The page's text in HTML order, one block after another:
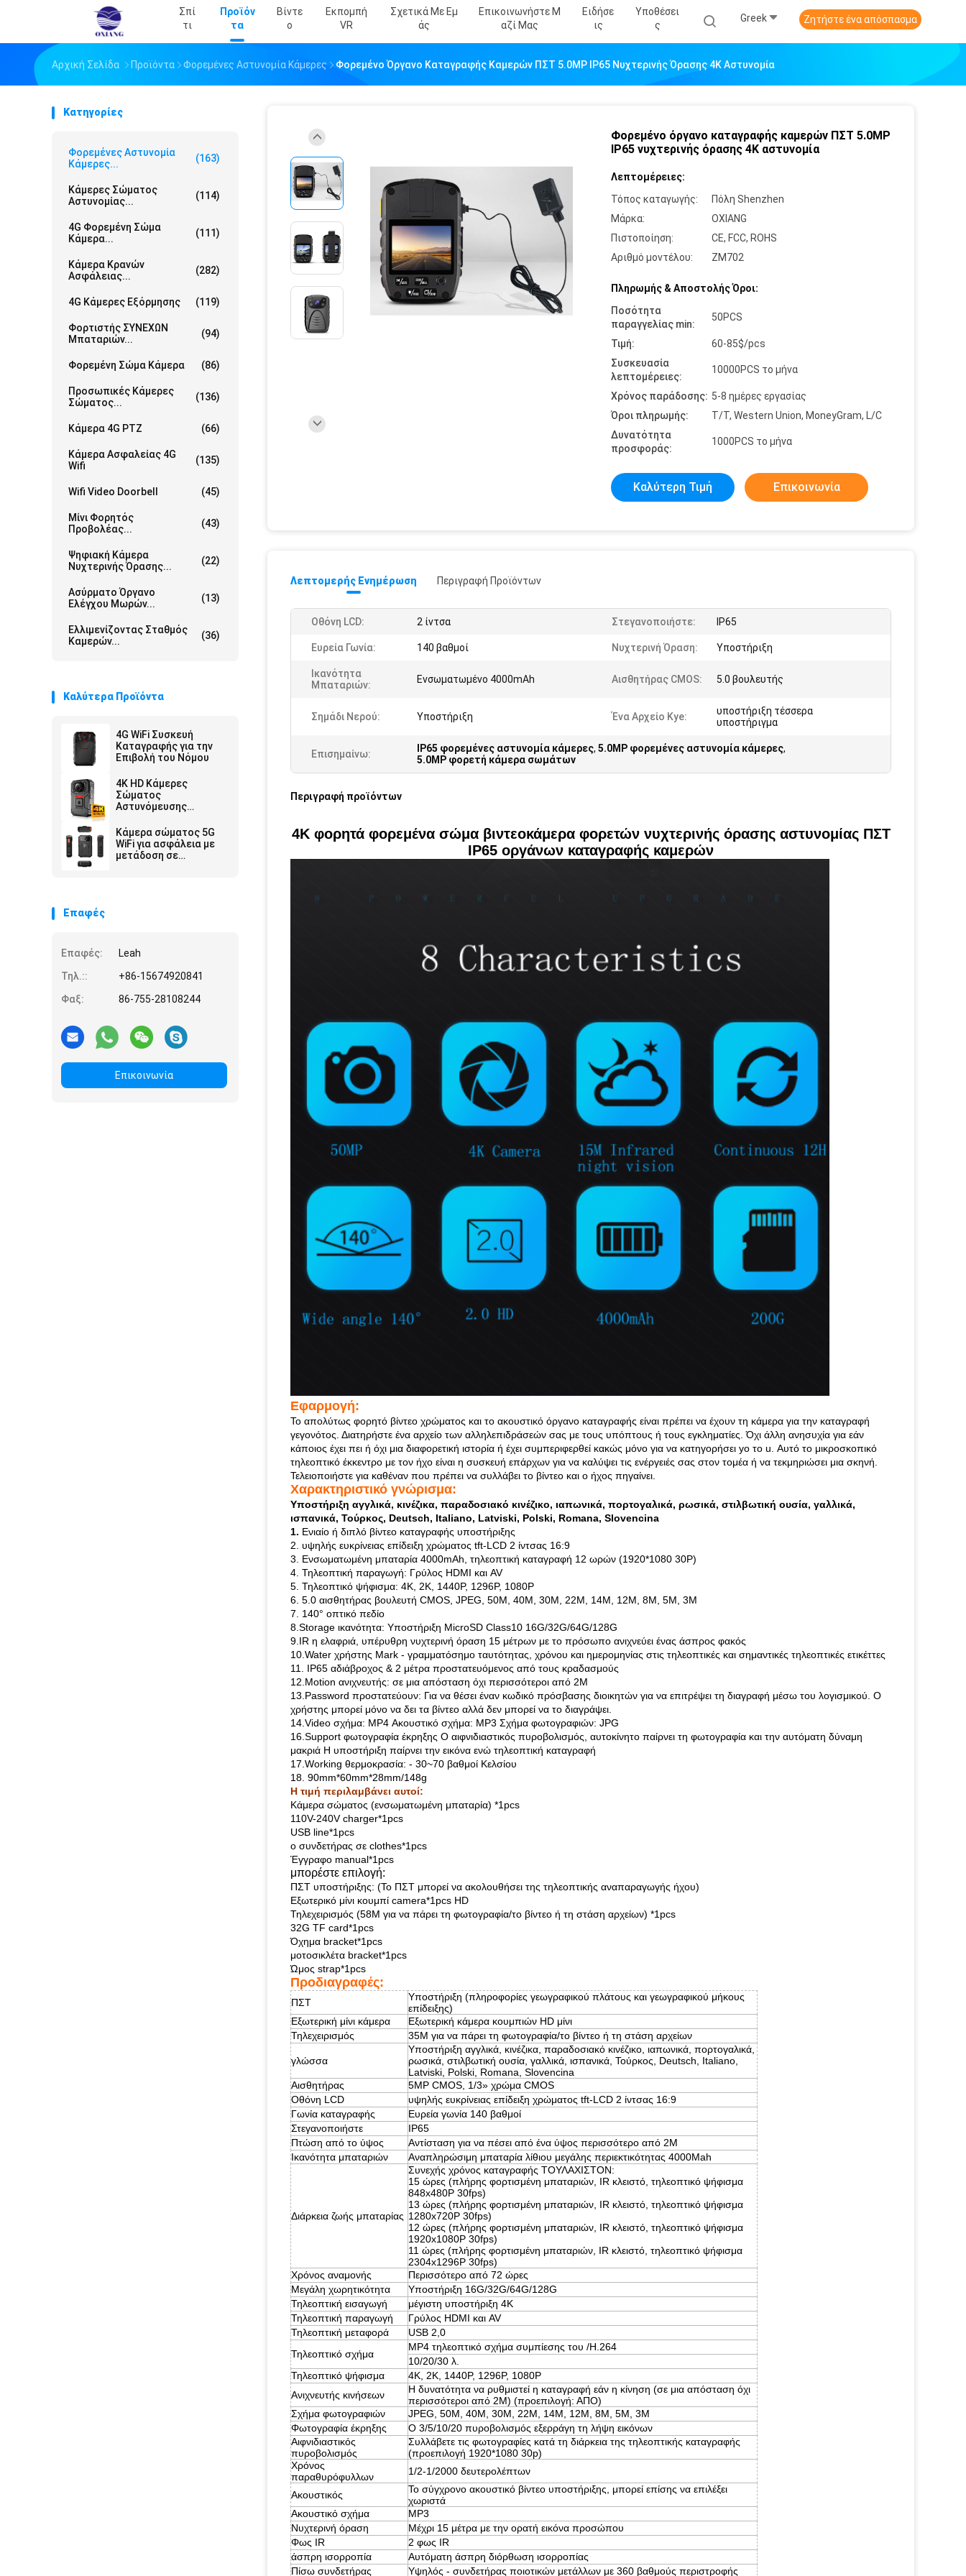
Σπί
Τι
Προϊόν
Τα
Βίντε
Ο
Εκπομπή
VR
Σχετικά Με Εμ
Άς
Επικοινωνήστε Μ
Αζί Μας
Ειδήσε
Ις
Υποθέσει
Σ
Greek Ζητήστε ένα απόσπασμα
Αρχική Σελίδα Προϊόντα Φορεμένες Αστυνομία Κάμερες Φορεμένο Όργανο Καταγραφής Καμερών ΠΣΤ 5.0MP IP65 Νυχτερινής Όρασης 4K Αστυνομία
Κατηγορίες
Φορεμένες Αστυνομία
Κάμερες...
(163)
Κάμερες Σώματος
Αστυνομίας...
(114)
4G Φορεμένη Σώμα
Κάμερα...
(111)
Κάμερα Κρανών
Ασφάλειας...
(282)
4G Κάμερες Εξόρμησης (119)
Φορτιστής ΣΥΝΕΧΩΝ
Μπαταριών...
(94)
Φορεμένη Σώμα Κάμερα (86)
Προσωπικές Κάμερες
Σώματος...
(136)
Κάμερα 4G PTZ (66)
Κάμερα Ασφαλείας 4G
Wifi
(135)
Wifi Video Doorbell (45)
Μίνι Φορητός
Προβολέας...
(43)
Ψηφιακή Κάμερα
Νυχτερινής Όρασης...
(22)
Ασύρματο Όργανο
Ελέγχου Μωρών...
(13)
Ελλιμενίζοντας Σταθμός
Καμερών...
(36)
Καλύτερα Προϊόντα
4G WiFi Συσκευή
Καταγραφής για την
Επιβολή του Νόμου
4K HD Κάμερες
Σώματος
Αστυνόμευσης
Μπαταρία 2500 Mah
και Οθόνη 2 ιντσών
Κάμερα σώματος 5G
WiFi για ασφάλεια με
μετάδοση σε
Επαφές
Επαφές:
Leah
Τηλ.::
+86-15674920841
Φαξ:
86-755-28108244
Επικοινωνία
Φορεμένο όργανο καταγραφής καμερών ΠΣΤ 5.0MP
IP65 νυχτερινής όρασης 4K αστυνομία
Λεπτομέρειες:
Τόπος καταγωγής:
Πόλη Shenzhen
Μάρκα:
OXIANG
Πιστοποίηση:
CE, FCC, ROHS
Αριθμό μοντέλου:
ZM702
Πληρωμής & Αποστολής Όροι:
Ποσότητα
παραγγελίας min:
50PCS
Τιμή:
60-85$/pcs
Συσκευασία
λεπτομέρειες:
10000PCS το μήνα
Χρόνος παράδοσης: 5-8 ημέρες εργασίας
Όροι πληρωμής:
T/T, Western Union, MoneyGram, L/C
Δυνατότητα
προσφοράς:
1000PCS το μήνα
Καλύτερη Τιμή Επικοινωνία
Λεπτομερής Ενημέρωση Περιγραφή Προϊόντων
Οθόνη LCD: 2 ίντσα Στεγανοποιήστε: IP65
Ευρεία Γωνία: 140 βαθμοί Νυχτερινή Όραση: Υποστήριξη
Ικανότητα
Μπαταριών:
Ενσωματωμένο 4000mAh Αισθητήρας CMOS: 5.0 βουλευτής
Σημάδι Νερού: Υποστήριξη Ένα Αρχείο Kye:
υποστήριξη τέσσερα
υποστήριγμα
Επισημαίνω: IP65 φορεμένες αστυνομία κάμερες, 5.0MP φορεμένες αστυνομία κάμερες,
5.0MP φορετή κάμερα σωμάτων
Περιγραφή προϊόντων
4K φορητά φορεμένα σώμα βιντεοκάμερα φορετών νυχτερινής όρασης αστυνομίας ΠΣΤ
IP65 οργάνων καταγραφής καμερών
Εφαρμογή:
Το απολύτως φορητό βίντεο χρώματος και το ακουστικό όργανο καταγραφής είναι πρέπει να έχουν τη κάμερα για την καταγραφή
γεγονότος. Διατηρήστε ένα αρχείο των αλληλεπιδράσεών σας με τους υπόπτους ή τους εγκληματίες. Όχι άλλη ανησυχία για εάν
κάποιος έχει πει ή όχι μια διαφορετική ιστορία ή έχει συμπεριφερθεί κακώς μόνο για να κατηγορήσει yo το u. Αυτό το μικροσκοπικό
τηλεοπτικό έκκεντρο με τον ήχο είναι η συσκευή επάρχων για να καλύψει τις ενέργειές σας στον τομέα ή να τεκμηριώσει μια σκηνή.
Τελειοποιήστε για καθέναν που πρέπει να συλλάβει το βίντεο και ο ήχος πηγαίνει.
Χαρακτηριστικό γνώρισμα:
Υποστήριξη αγγλικά, κινέζικα, παραδοσιακό κινέζικο, ιαπωνικά, πορτογαλικά, ρωσικά, στιλβωτική ουσία, γαλλικά,
ισπανικά, Τούρκος, Deutsch, Italiano, Latviski, Polski, Romana, Slovencina
1. Ενιαίο ή διπλό βίντεο καταγραφής υποστήριξης
2. υψηλής ευκρίνειας επίδειξη χρώματος tft-LCD 2 ίντσας 16:9
3. Ενσωματωμένη μπαταρία 4000mAh, τηλεοπτική καταγραφή 12 ωρών (1920*1080 30P)
4. Τηλεοπτική παραγωγή: Γρύλος HDMI και AV
5. Τηλεοπτικό ψήφισμα: 4K, 2K, 1440P, 1296P, 1080P
6. 5.0 αισθητήρας βουλευτή CMOS, JPEG, 50M, 40M, 30M, 22M, 14M, 12M, 8M, 5M, 3M
7. 140° οπτικό πεδίο
8.Storage ικανότητα: Υποστήριξη MicroSD Class10 16G/32G/64G/128G
9.IR η ελαφριά, υπέρυθρη νυχτερινή όραση 15 μέτρων με το πρόσωπο ανιχνεύει ένας άσπρος φακός
10.Water χρήστης Mark - γραμματόσημο ταυτότητας, χρόνου και ημερομηνίας στις τηλεοπτικές και σημαντικές τηλεοπτικές ετικέττες
11. IP65 αδιάβροχος & 2 μέτρα προστατευόμενος από τους κραδασμούς
12.Motion ανιχνευτής: σε μια απόσταση όχι περισσότεροι από 2M
13.Password προστατεύουν: Για να θέσει έναν κωδικό πρόσβασης διοικητών για να επιτρέψει τη διαγραφή μέσω του λογισμικού. Ο
χρήστης μπορεί μόνο να δει τα βίντεο αλλά δεν μπορεί να το διαγράψει.
14.Video σχήμα: MP4 Ακουστικό σχήμα: MP3 Σχήμα φωτογραφιών: JPG
16.Support φωτογραφία έκρηξης Ο αιφνιδιαστικός πυροβολισμός, αυτοκίνητο παίρνει τη φωτογραφία και την αυτόματη δύναμη
μακριά Η υποστήριξη παίρνει την εικόνα ενώ τηλεοπτική καταγραφή
17.Working θερμοκρασία: - 30~70 βαθμοί Κελσίου
18. 90mm*60mm*28mm/148g
Η τιμή περιλαμβάνει αυτοί:
Κάμερα σώματος (ενσωματωμένη μπαταρία) *1pcs
110V-240V charger*1pcs
USB line*1pcs
ο συνδετήρας σε clothes*1pcs
Έγγραφο manual*1pcs
μπορέστε επιλογή:
ΠΣΤ υποστήριξης: (Το ΠΣΤ μπορεί να ακολουθήσει της τηλεοπτικής αναπαραγωγής ήχου)
Εξωτερικό μίνι κουμπί camera*1pcs HD
Τηλεχειρισμός (58M για να πάρει τη φωτογραφία/το βίντεο ή τη στάση αρχείων) *1pcs
32G TF card*1pcs
Όχημα bracket*1pcs
μοτοσικλέτα bracket*1pcs
Ώμος strap*1pcs
Προδιαγραφές:
ΠΣΤ
Υποστήριξη (πληροφορίες γεωγραφικού πλάτους και γεωγραφικού μήκους
επίδειξης)
Εξωτερική μίνι κάμερα
Εξωτερική κάμερα κουμπιών HD μίνι
Τηλεχειρισμός
35M για να πάρει τη φωτογραφία/το βίντεο ή τη στάση αρχείων
γλώσσα
Υποστήριξη αγγλικά, κινέζικα, παραδοσιακό κινέζικο, ιαπωνικά, πορτογαλικά,
ρωσικά, στιλβωτική ουσία, γαλλικά, ισπανικά, Τούρκος, Deutsch, Italiano,
Latviski, Polski, Romana, Slovencina
Αισθητήρας
5MP CMOS, 1/3» χρώμα CMOS
Οθόνη LCD
υψηλής ευκρίνειας επίδειξη χρώματος tft-LCD 2 ίντσας 16:9
Γωνία καταγραφής
Ευρεία γωνία 140 βαθμοί
Στεγανοποιήστε
IP65
Πτώση από το ύψος
Αντίσταση για να πέσει από ένα ύψος περισσότερο από 2M
Ικανότητα μπαταριών
Αναπληρώσιμη μπαταρία λίθιου μεγάλης περιεκτικότητας 4000Mah
Διάρκεια ζωής μπαταρίας
Συνεχής χρόνος καταγραφής ΤΟΥΛΑΧΙΣΤΟΝ:
15 ώρες (πλήρης φορτισμένη μπαταριών, IR κλειστό, τηλεοπτικό ψήφισμα
848x480P 30fps)
13 ώρες (πλήρης φορτισμένη μπαταριών, IR κλειστό, τηλεοπτικό ψήφισμα
1280x720P 30fps)
12 ώρες (πλήρης φορτισμένη μπαταριών, IR κλειστό, τηλεοπτικό ψήφισμα
1920x1080P 30fps)
11 ώρες (πλήρης φορτισμένη μπαταριών, IR κλειστό, τηλεοπτικό ψήφισμα
2304x1296P 30fps)
Χρόνος αναμονής
Περισσότερο από 72 ώρες
Μεγάλη χωρητικότητα
Υποστήριξη 16G/32G/64G/128G
Τηλεοπτική εισαγωγή
μέγιστη υποστήριξη 4K
Τηλεοπτική παραγωγή
Γρύλος HDMI και AV
Τηλεοπτική μεταφορά
USB 2,0
Τηλεοπτικό σχήμα
MP4 τηλεοπτικό σχήμα συμπίεσης του /H.264
10/20/30 λ.
Τηλεοπτικό ψήφισμα
4K, 2K, 1440P, 1296P, 1080P
Ανιχνευτής κινήσεων
Η δυνατότητα να ρυθμιστεί η καταγραφή εάν η κίνηση (σε μια απόσταση όχι
περισσότεροι από 2M) (προεπιλογή: ΑΠΟ)
Σχήμα φωτογραφιών
JPEG, 50M, 40M, 30M, 22M, 14M, 12M, 8M, 5M, 3M
Φωτογραφία έκρηξης
Ο 3/5/10/20 πυροβολισμός εξερράγη τη λήψη εικόνων
Αιφνιδιαστικός
πυροβολισμός
Συλλάβετε τις φωτογραφίες κατά τη διάρκεια της τηλεοπτικής καταγραφής
(προεπιλογή 1920*1080 30p)
Χρόνος
παραθυρόφυλλων
1/2-1/2000 δευτερολέπτων
Ακουστικός
Το σύγχρονο ακουστικό βίντεο υποστήριξης, μπορεί επίσης να επιλέξει
χωριστά
Ακουστικό σχήμα
MP3
Νυχτερινή όραση
Μέχρι 15 μέτρα με την ορατή εικόνα προσώπου
Φως IR
2 φως IR
άσπρη ισορροπία
Αυτόματη άσπρη διόρθωση ισορροπίας
Πίσω συνδετήρας
Υψηλός - συνδετήρας ποιοτικών μετάλλων με 360 βαθμούς περιστροφής